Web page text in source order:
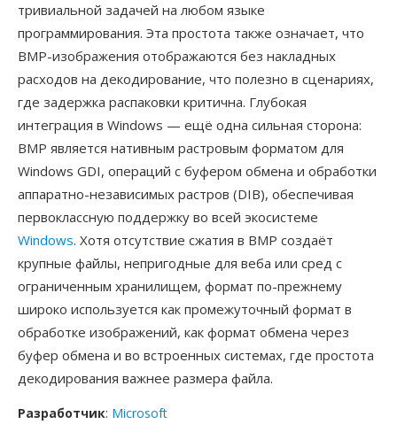
тривиальной задачей на любом языке
программирования. Эта простота также означает, что
BMP-изображения отображаются без накладных
расходов на декодирование, что полезно в сценариях,
где задержка распаковки критична. Глубокая
интеграция в Windows — ещё одна сильная сторона:
BMP является нативным растровым форматом для
Windows GDI, операций с буфером обмена и обработки
аппаратно-независимых растров (DIB), обеспечивая
первоклассную поддержку во всей экосистеме
Windows. Хотя отсутствие сжатия в BMP создаёт
крупные файлы, непригодные для веба или сред с
ограниченным хранилищем, формат по-прежнему
широко используется как промежуточный формат в
обработке изображений, как формат обмена через
буфер обмена и во встроенных системах, где простота
декодирования важнее размера файла.
Разработчик: Microsoft